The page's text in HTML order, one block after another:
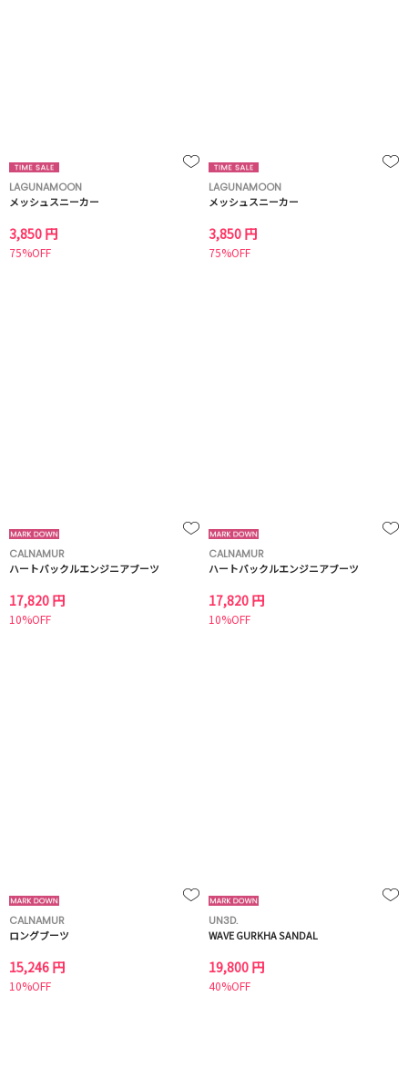
LAGUNAMOON
メッシュスニーカー
3,850 円
75%OFF
LAGUNAMOON
メッシュスニーカー
3,850 円
75%OFF
CALNAMUR
ハートバックルエンジニアブーツ
17,820 円
10%OFF
CALNAMUR
ハートバックルエンジニアブーツ
17,820 円
10%OFF
CALNAMUR
ロングブーツ
15,246 円
10%OFF
UN3D.
WAVE GURKHA SANDAL
19,800 円
40%OFF